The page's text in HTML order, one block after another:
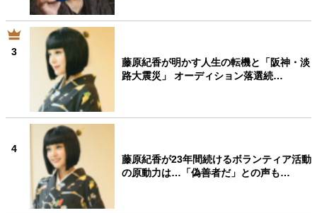
3
藤原紀香が明かす人生の転機と「阪神・淡
路大震災」 オーディション落選続…
4
藤原紀香が23年間続けるボランティア活動
の原動力は…「偽善者だ」との声も…